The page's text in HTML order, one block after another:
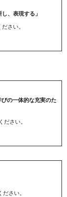
、表現する」
さい。
の一体的な充実のた
ださい。
さい。